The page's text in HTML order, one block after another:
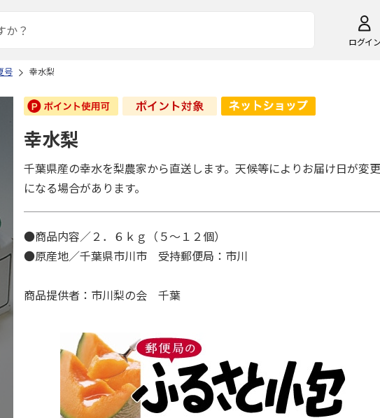
ログイン
号 幸水梨
幸水梨
千葉県産の幸水を梨農家から直送します。天候等によりお届け日が変更
になる場合があります。
●商品内容／２．６ｋｇ（５～１２個）
●原産地／千葉県市川市 受持郵便局：市川
商品提供者：市川梨の会 千葉